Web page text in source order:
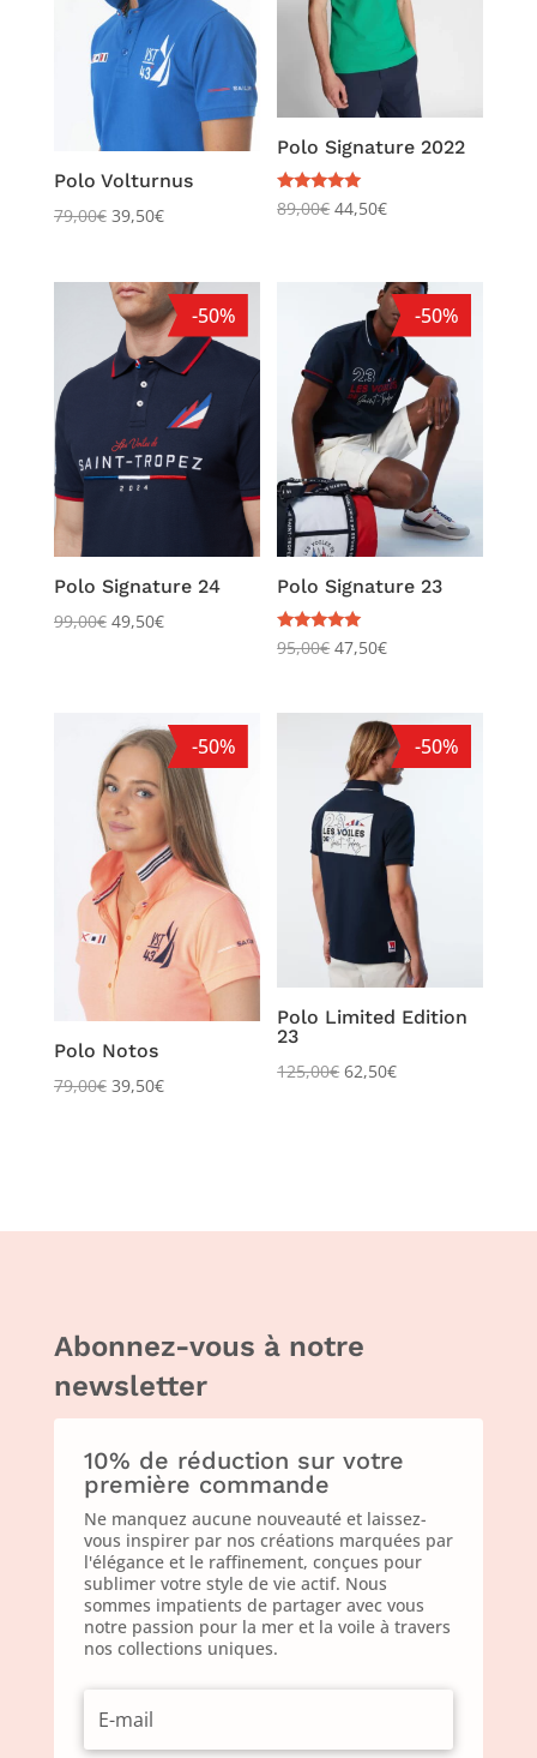
Polo Volturnus
79,00€ 39,50€
Polo Signature 2022
Note
5.00
89,00€ 44,50€
-50%
Polo Signature 24
99,00€ 49,50€
-50%
Polo Signature 23
Note
5.00
95,00€ 47,50€
-50%
Polo Notos
79,00€ 39,50€
-50%
Polo Limited Edition
23
125,00€ 62,50€
Abonnez-vous à notre
newsletter
10% de réduction sur votre
première commande
Ne manquez aucune nouveauté et laissez-
vous inspirer par nos créations marquées par
l'élégance et le raffinement, conçues pour
sublimer votre style de vie actif. Nous
sommes impatients de partager avec vous
notre passion pour la mer et la voile à travers
nos collections uniques.